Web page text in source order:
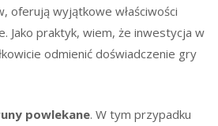
oferują wyjątkowe właściwości
Jako praktyk, wiem, że inwestycja w
odmienić doświadczenie gry
powlekane. W tym przypadku